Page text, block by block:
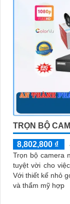
TRỌN BỘ
8,802,800 ₫
Trọn bộ camera
tuyệt vời cho
Với thiết kế nhỏ
và thẩm mỹ hợp